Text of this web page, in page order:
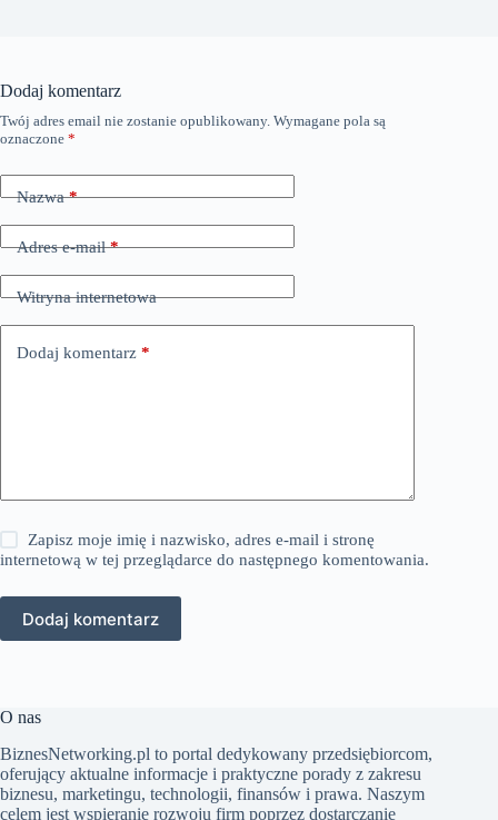
Dodaj komentarz
Twój adres email nie zostanie opublikowany. Wymagane pola są
oznaczone *
Nazwa*
Adres e-mail*
Witryna internetowa
Dodaj komentarz *
Zapisz moje imię i nazwisko, adres e-mail i stronę
internetową w tej przeglądarce do następnego komentowania.
Dodaj komentarz
O nas
BiznesNetworking.pl to portal dedykowany przedsiębiorcom,
oferujący aktualne informacje i praktyczne porady z zakresu
biznesu, marketingu, technologii, finansów i prawa. Naszym
celem jest wspieranie rozwoju firm poprzez dostarczanie